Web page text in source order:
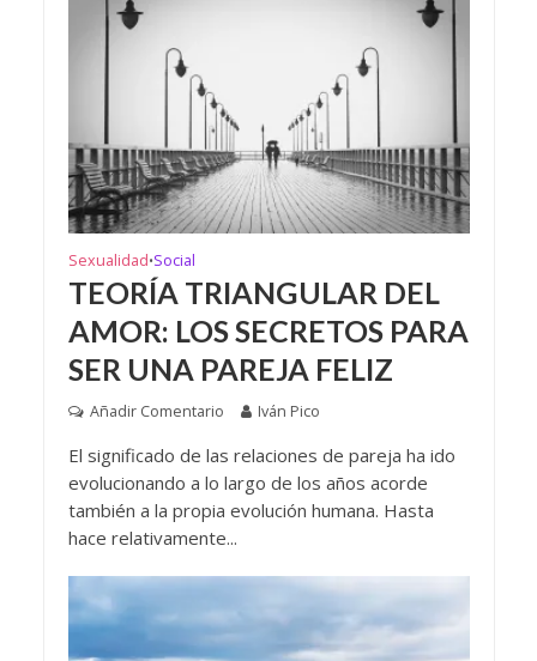
Sexualidad•Social
TEORÍA TRIANGULAR DEL
AMOR: LOS SECRETOS PARA
SER UNA PAREJA FELIZ
Añadir Comentario Iván Pico
El significado de las relaciones de pareja ha ido
evolucionando a lo largo de los años acorde
también a la propia evolución humana. Hasta
hace relativamente...